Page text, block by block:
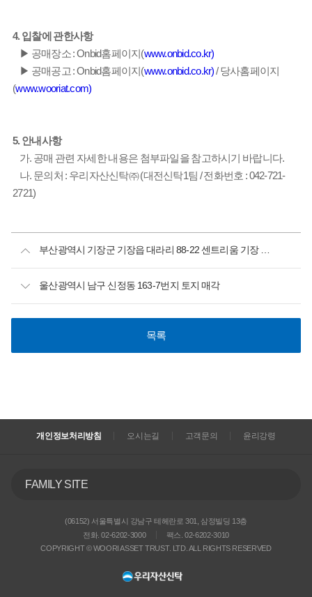
4. 입찰에 관한사항
▶ 공매장소 : Onbid홈페이지(www.onbid.co.kr)
▶ 공매공고 : Onbid홈페이지(www.onbid.co.kr)/ 당사홈페이지
(www.wooriat.com)
5. 안내사항
가. 공매 관련 자세한 내용은 첨부파일을 참고하시기 바랍니다.
나. 문의처 : 우리자산신탁㈜ (대전신탁1팀 / 전화번호 : 042-721-
2721)
울산광역시 남구 신정동 163-7번지 토지 매각
목록
개인정보처리방침 오시는길 고객문의 윤리강령
FAMILY SITE
(06152) 서울특별시 강남구 테헤란로 301, 삼정빌딩 13층
전화. 02-6202-3000
팩스. 02-6202-3010
COPYRIGHT © WOORI ASSET TRUST. LTD. ALL RIGHTS RESERVED